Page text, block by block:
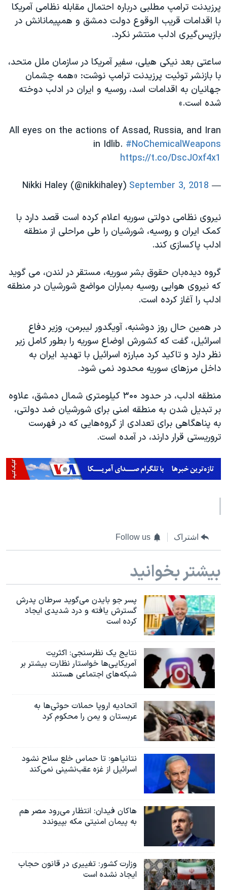
پرزیدنت ترامپ مطلبی درباره احتمال مقابله نظامی آمریکا
با اقدامات قریب الوقوع دولت دمشق و همپیمانانش در
بازپس‌گیری ادلب منتشر نکرد.
ساعتی بعد نیکی هیلی، سفیر آمریکا در سازمان ملل متحد،
با بازنشر توئیت پرزیدنت ترامپ نوشت: «همه چشمان
جهانیان به اقدامات اسد، روسیه و ایران در ادلب دوخته
شده است.»
All eyes on the actions of Assad, Russia, and Iran
in Idlib. #NoChemicalWeapons
https://t.co/DscJOxf4x1
— Nikki Haley (@nikkihaley)
September 3, 2018
نیروی نظامی دولتی سوریه اعلام کرده است قصد دارد با
کمک ایران و روسیه، شورشیان را طی مراحلی از منطقه
ادلب پاکسازی کند.
گروه دیده‌بان حقوق بشر سوریه، مستقر در لندن، می گوید
که نیروی هوایی روسیه بمباران مواضع شورشیان در منطقه
ادلب را آغاز کرده است.
در همین حال روز دوشنبه، آویگدور لیبرمن، وزیر دفاع
اسرائیل، گفت که کشورش اوضاع سوریه را بطور کامل زیر
نظر دارد و تاکید کرد مبارزه اسرائیل با تهدید ایران به
داخل مرزهای سوریه محدود نمی شود.
منطقه ادلب، در حدود ۳۰۰ کیلومتری شمال دمشق، علاوه
بر تبدیل شدن به منطقه امنی برای شورشیان ضد دولتی،
به پناهگاهی برای تعدادی از گروه‌هایی که در فهرست
تروریستی قرار دارند، در آمده است.
اشتراک Follow us
بیشتر بخوانید
پسر جو بایدن می‌گوید سرطان پدرش
گسترش یافته و درد شدیدی ایجاد
کرده است
نتایج یک نظرسنجی: اکثریت
آمریکایی‌ها خواستار نظارت بیشتر بر
شبکه‌های اجتماعی هستند
اتحادیه اروپا حملات حوثی‌ها به
عربستان و یمن را محکوم کرد
نتانیاهو: تا حماس خلع سلاح نشود
اسرائیل از غزه عقب‌نشینی نمی‌کند
هاکان فیدان: انتظار می‌رود مصر هم
به پیمان امنیتی مکه بپیوندد
وزارت کشور: تغییری در قانون حجاب
ایجاد نشده است